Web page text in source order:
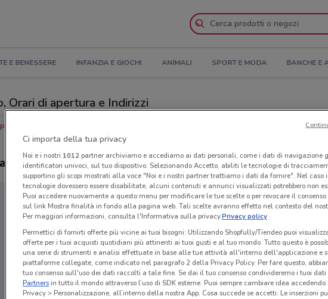
E BENESSERE INFANZIA E GIOCHI ANIMALI SPORT E MODA BANCHE E
Orari di apertura e Indirizzi
di I-Sushi
I-
Ci importa della tua privacy
Noi e i nostri 1012partner archiviamo e accediamo ai dati personali, come i dati di navigazione
identificatori univoci, sul tuo dispositivo. Selezionando Accetto, abiliti le tecnologie di
supportino gli scopi mostrati alla voce "Noi e i nostri partner trattiamo i dati da fornire". Nel caso
tecnologie dovessero essere disabilitate, alcuni contenuti e annunci visualizzati potrebbero non
Puoi accedere nuovamente a questo menu per modificare le tue scelte o per revocare il
sul link Mostra finalità in fondo alla pagina web. Tali scelte avranno effetto nel contesto del
Per maggiori informazioni, consulta l'Informativa sulla privacy.Privacy policy
Permettici di fornirti offerte più vicine ai tuoi bisogni: Utilizzando Shopfully/Tiendeo puoi
offerte per i tuoi acquisti quotidiani più attinenti ai tuoi gusti e al tuo mondo. Tutto questo è
una serie di strumenti e analisi effettuate in base alle tue attività all'interno dell'applicazione e
piattaforme collegate, come indicato nel paragrafo 2 della Privacy Policy. Per fare questo,
tuo consenso sull'uso dei dati raccolti a tale fine. Se dai il tuo consenso condivideremo i tuoi dati
Partnersin tutto il mondo attraverso l’uso di SDK esterne. Puoi sempre cambiare idea accedendo
Privacy > Personalizzazione, all’interno della nostra App. Cosa succede se accetti: Le inserzioni